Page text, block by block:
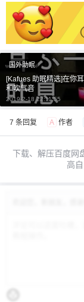
元
20
国外助眠
[Kafues 助眠精选]在你
和吹气音
2019-2-18 22:11:55
7 条回复 A 作者
下载、解压百度网
高
您没有